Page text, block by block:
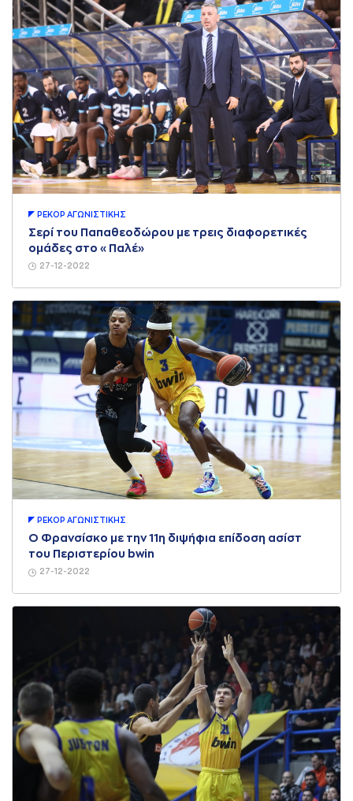
27-12-2022
ΡΕΚΟΡ AΓΩΝΙΣΤΙΚΗΣ
Σερί του Παπαθεοδώρου με τρεις διαφορετικές
ομάδες στο «Παλέ»
27-12-2022
ΡΕΚΟΡ AΓΩΝΙΣΤΙΚΗΣ
Ο Φρανσίσκο με την 11η διψήφια επίδοση ασίστ
του Περιστερίου bwin